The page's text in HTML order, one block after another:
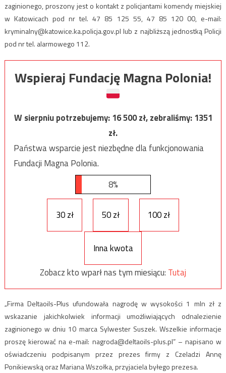
zaginionego, proszony jest o kontakt z policjantami komendy miejskiej
w Katowicach pod nr tel. 47 85 125 55, 47 85 120 00, e-mail:
kryminalny@katowice.ka.policja.gov.pl lub z najbliższą jednostką Policji
pod nr tel. alarmowego 112.
Wspieraj Fundację Magna Polonia!
W sierpniu potrzebujemy:16 500zł, zebraliśmy:1351
zł.
Państwa wsparcie jest niezbędne dla funkcjonowania
Fundacji Magna Polonia.
8%
30 zł 50 zł 100 zł
Inna kwota
Zobacz kto wparł nas tym miesiącu: Tutaj
„Firma Deltaoils-Plus ufundowała nagrodę w wysokości 1 mln zł z
wskazanie jakichkolwiek informacji umożliwiających odnalezienie
zaginionego w dniu 10 marca Sylwester Suszek. Wszelkie informacje
proszę kierować na e-mail: nagroda@deltaoils-plus.pl” – napisano w
oświadczeniu podpisanym przez prezes firmy z Czeladzi Annę
Ponikiewską oraz Mariana Wszołka, przyjaciela byłego prezesa.